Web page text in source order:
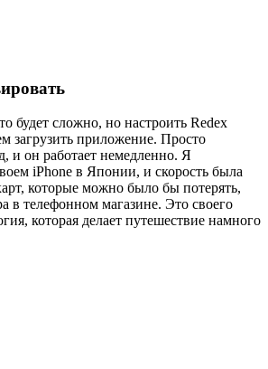
будет сложно, но настроить Redex
загрузить приложение. Просто
и он работает немедленно. Я
iPhone в Японии, и скорость была
которые можно было бы потерять,
в телефонном магазине. Это своего
которая делает путешествие намного